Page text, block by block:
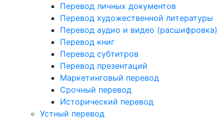
Перевод личных документов
Перевод художественной литературы
Перевод аудио и видео (расшифровка)
Перевод книг
Перевод субтитров
Перевод презентаций
Маркетинговый перевод
Срочный перевод
Исторический перевод
Устный перевод